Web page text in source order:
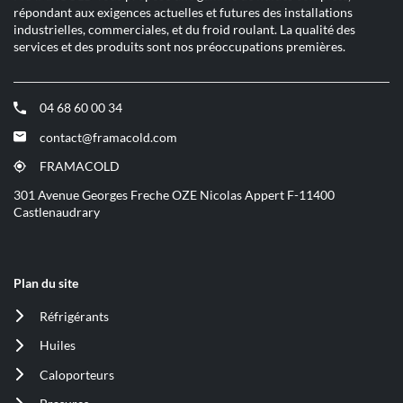
répondant aux exigences actuelles et futures des installations
industrielles, commerciales, et du froid roulant. La qualité des
services et des produits sont nos préoccupations premières.
04 68 60 00 34
(ouvre
dans
nouvelle
contact@framacold.com
(ouvre
dans
nouvelle
fenêtre)
FRAMACOLD
(ouvre
dans
une
301 Avenue Georges Freche OZE Nicolas Appert F-11400
Castlenaudrary
Plan du site
Réfrigérants
(ouvre
dans
nouvelle
Huiles
(ouvre
dans Caloporteurs
(ouvre
dans